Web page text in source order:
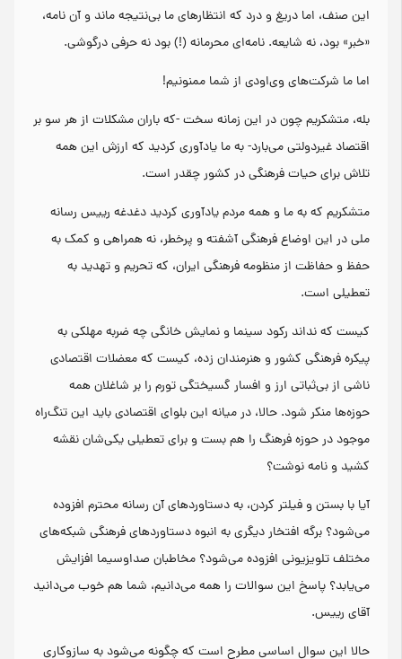
این صنف، اما دریغ و درد که انتظارهای ما بی‌نتیجه ماند و آن نامه،
«خبر» بود، نه شایعه. نامه‌ای محرمانه (!) بود نه حرفی درگوشی.
اما ما شرکت‌های وی‌او‌دی از شما ممنونیم!
بله، متشکریم چون در این زمانه سخت -که باران مشکلات از هر سو بر
اقتصاد غیردولتی می‌بارد- به ما یادآوری کردید که ارزش این همه
تلاش برای حیات فرهنگی در کشور چقدر است.
متشکریم که به ما و همه مردم یادآوری کردید دغدغه رییس رسانه
ملی در این اوضاع فرهنگی آشفته و پرخطر، نه همراهی و کمک به
حفظ و حفاظت از منظومه فرهنگی ایران، که تحریم و تهدید به
تعطیلی است.
کیست که نداند رکود سینما و نمایش خانگی چه ضربه مهلکی به
پیکره فرهنگی کشور و هنرمندان زده، کیست که معضلات اقتصادی
ناشی از بی‌ثباتی ارز و افسار گسیختگی تورم را بر شاغلان همه
حوزه‌ها منکر شود. حالا، در میانه این بلوای اقتصادی باید این تنگ‌راه
موجود در حوزه فرهنگ را هم بست و برای تعطیلی یکی‌شان نقشه
کشید و نامه نوشت؟
آیا با بستن و فیلتر کردن، به دستاوردهای آن رسانه محترم افزوده
می‌شود؟ برگه افتخار دیگری به انبوه دستاوردهای فرهنگی شبکه‌های
مختلف تلویزیونی افزوده می‌شود؟ مخاطبان صداوسیما افزایش
می‌یابد؟ پاسخ این سوالات را همه می‌دانیم، شما هم خوب می‌دانید
آقای رییس.
حالا این سوال اساسی مطرح است که چگونه می‌شود به سازوکاری